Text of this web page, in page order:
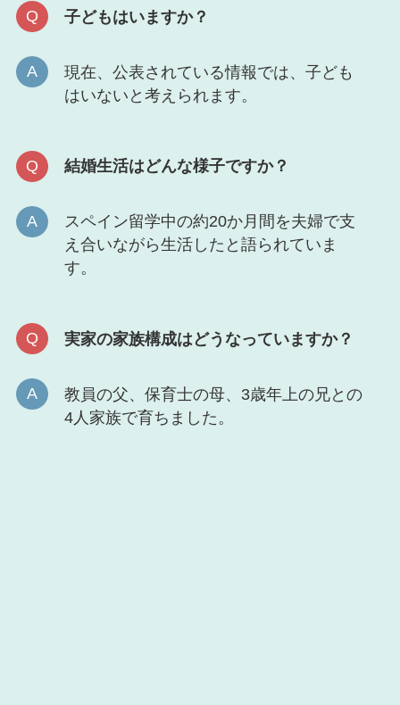
子どもはいますか？
現在、公表されている情報では、子ども
はいないと考えられます。
結婚生活はどんな様子ですか？
スペイン留学中の約20か月間を夫婦で支
え合いながら生活したと語られていま
す。
実家の家族構成はどうなっていますか？
教員の父、保育士の母、3歳年上の兄との
4人家族で育ちました。